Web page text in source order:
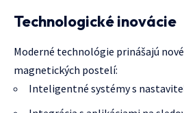
Technologické inovácie
Moderné technológie prinášajú
magnetických postelí:
Inteligentné systémy s